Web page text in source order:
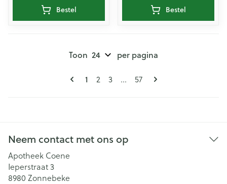
Bestel Bestel
Pagina's
U lees momenteel pagina
1 Pagina
2 Pagina
3 ... Pagina
57
Toon per pagina
Neem contact met ons op
Apotheek Coene
Ieperstraat 3
8980 Zonnebeke